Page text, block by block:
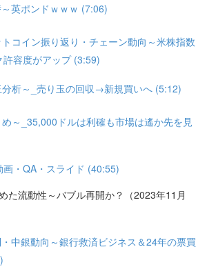
英ポンドｗｗｗ (7:06)
コイン振り返り・チェーン動向～米株指数
容度がアップ (3:59)
析～_売り玉の回収→新規買いへ (5:12)
～_35,000ドルは利確も市場は遙か先を見
画・QA・スライド (40:55)
た流動性～バブル再開か？（2023年11月
中銀動向～銀行救済ビジネス＆24年の票買